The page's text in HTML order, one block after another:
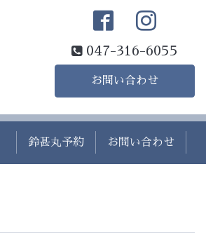
047-316-6055
お問い合わせ
鈴甚丸予約 お問い合わせ